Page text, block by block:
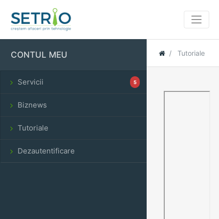
Tutoriale
CONTUL MEU
Servicii 5
Biznews
Tutoriale
Dezautentificare